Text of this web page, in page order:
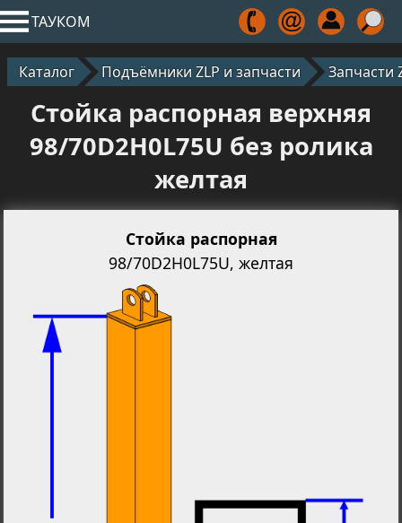
ТАУКОМ
Каталог Подъёмники ZLP и запчасти Запчасти
Стойка распорная верхняя
98/70D2H0L75U без ролика
желтая
Стойка распорная
98/70D2H0L75U, желтая